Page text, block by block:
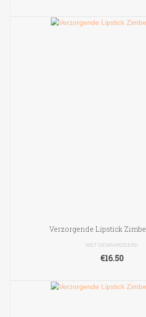
Verzorgende Lipstick
NIET GEWAARDEERD
€16.50